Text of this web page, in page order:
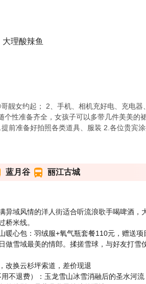
理酸辣鱼
靓女约起； 2、手机、相机充好电、充电
性准备齐全，女孩子可以多带几件美美的
前准备好拍照各类道具、服装 2.各位贵宾
蓝月谷 丽江古城
域风情的洋人街适合听流浪歌手喝啤酒
桥米线。
暖心包：羽绒服+氧气瓶套餐110元，赠送
做雪域最美的情郎。揉搓雪球，与好友打
改换云杉坪索道，差价现退
不退费）：玉龙雪山冰雪消融后的圣水河